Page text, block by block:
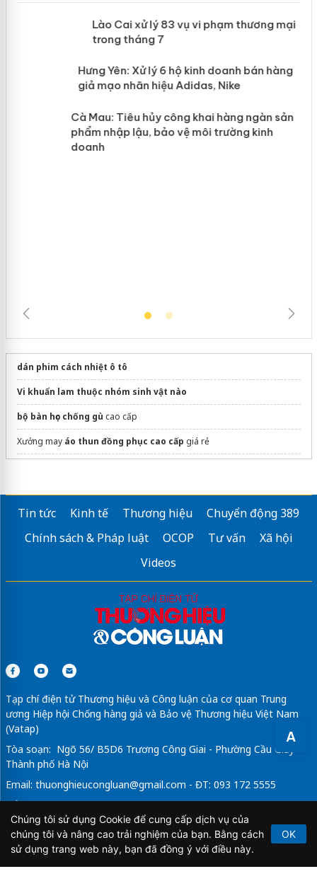
A
Lào Cai xử lý 83 vụ vi phạm thương
mại trong tháng 7
Hưng Yên: Xử lý 6 hộ kinh doanh bán
hàng giả mạo nhãn hiệu Adidas, Nike
dán phim cách nhiệt ô tô
Vi khuẩn lam thuộc nhóm sinh vật nào
bộ bàn học chống gù cao cấp
Xưởng may áo thun đồng phục cao cấp giá rẻ
Tin tức Kinh tế Thương hiệu
Chuyển động 389
Chính sách & Pháp luật
OCOP Tư vấn
Xã hội
Videos
Tạp chí điện tử Thương hiệu và Công luận của cơ quan Trung
ương Hiệp hội Chống hàng giả và Bảo vệ Thương hiệu Việt Nam
(Vatap)
Tòa soạn: Ngõ 56/ B5D6 Trương Công Giai - Phường Cầu Giấy -
Thành phố Hà Nội
Email: thuonghieucongluan@gmail.com - ĐT: 093 172 5555
Tổng Biên Tập: Vũ Đức Thuận
Giấy phép hoạt động báo chí điện tử số 64/GP-BTTTT do Bộ
Thông tin và Truyền thông cấp ngày 21/2/2020.
Chúng tôi sử dụng Cookie để cung cấp dịch vụ của
chúng tôi và nâng cao trải nghiệm của bạn. Bằng cách
sử dụng trang web này, bạn đã đồng ý với điều này.
OK